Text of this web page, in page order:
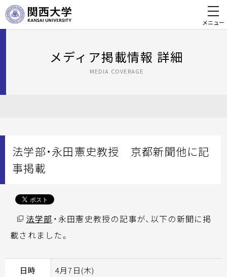
メニュー
メディア掲載情報 詳細
MEDIA COVERAGE
法学部・永田憲史教授 京都新聞他に記
事掲載
法学部 ・永田憲史教授の記事が、以下の新聞に掲
載されました。
日時 4月7日(木)